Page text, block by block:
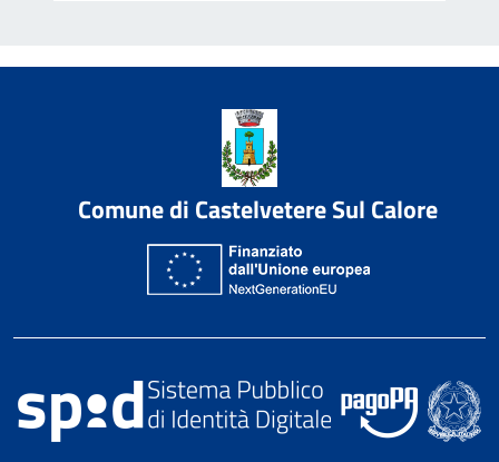
Comune di Castelvetere Sul Calore